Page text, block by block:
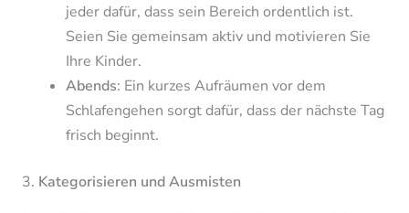
jeder dafür, dass sein Bereich ordentlich ist.
Seien Sie gemeinsam aktiv und motivieren Sie
Ihre Kinder.
Abends: Ein kurzes Aufräumen vor dem
Schlafengehen sorgt dafür, dass der nächste Tag
frisch beginnt.
3. Kategorisieren und Ausmisten